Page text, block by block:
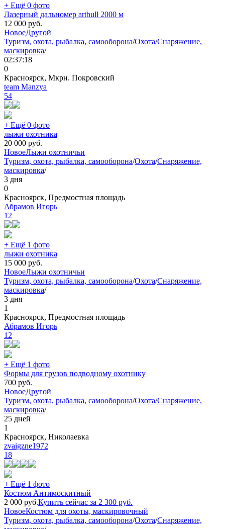
+ Ещё 0 фото
Лазерный дальномер artbull 2000 м
12 000 руб.
НовоеДругой
Туризм, охота, рыбалка, самооборона/Охота/Снаряжение,
маскировка/
02:37:18
0
Красноярск, Мкрн. Покровский
team Manzya
54
+ Ещё 0 фото
лыжи охотника
20 000 руб.
НовоеЛыжи охотничьи
Туризм, охота, рыбалка, самооборона/Охота/Снаряжение,
маскировка/
3 дня
0
Красноярск, Предмостная площадь
Абрамов Игорь
12
+ Ещё 1 фото
лыжи охотника
15 000 руб.
НовоеЛыжи охотничьи
Туризм, охота, рыбалка, самооборона/Охота/Снаряжение,
маскировка/
3 дня
1
Красноярск, Предмостная площадь
Абрамов Игорь
12
+ Ещё 1 фото
Формы для грузов подводному охотнику
700 руб.
НовоеДругой
Туризм, охота, рыбалка, самооборона/Охота/Снаряжение,
маскировка/
25 дней
1
Красноярск, Николаевка
zvaigzne1972
18
+ Ещё 1 фото
Костюм Антимоскитный
2 000 руб.Купить сейчас за 2 300 руб.
НовоеКостюм для охоты, маскировочный
Туризм, охота, рыбалка, самооборона/Охота/Снаряжение,